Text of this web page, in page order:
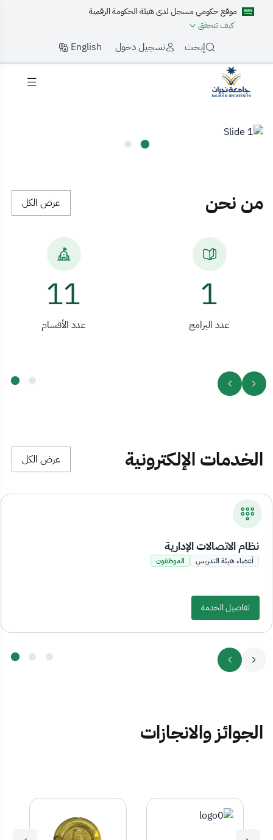
موقع حكومي مسجل لدى هيئة الحكومة الرقمية
كيف تتحقق
إبحث تسجيل دخول English
الرئيسية
من نحن عرض الكل
1
عدد البرامج
11
عدد الأقسام
الخدمات الإلكترونية عرض الكل
نظام الاتصالات الإدارية
أعضاء هيئة التدريس الموظفون
تفاصيل الخدمة
الجوائز والانجازات